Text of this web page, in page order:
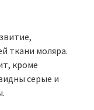
ткани моляра.
кроме
серые и